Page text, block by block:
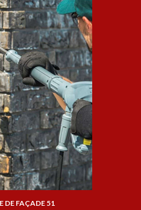
DE FAÇADE 51